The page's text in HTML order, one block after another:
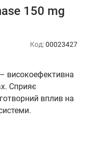
150 mg
Код:00023427
високоефективна
Сприяє
вплив на